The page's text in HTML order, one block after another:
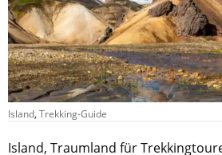
Island, Trekking-Guide
Island, Traumland für